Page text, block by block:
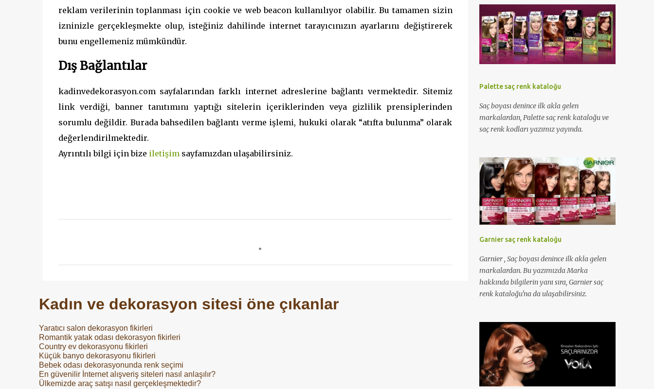
reklam verilerinin toplanması için cookie ve web beacon kullanılıyor olabilir. Bu tamamen sizin
izninizle gerçekleşmekte olup, isteğiniz dahilinde internet tarayıcınızın ayarlarını değiştirerek
bunu engellemeniz mümkündür.
Dış Bağlantılar
kadinvedekorasyon.com sayfalarından farklı internet adreslerine bağlantı vermektedir. Sitemiz
link verdiği, banner tanıtımını yaptığı sitelerin içeriklerinden veya gizlilik prensiplerinden
sorumlu değildir. Burada bahsedilen bağlantı verme işlemi, hukuki olarak “atıfta bulunma” olarak
değerlendirilmektedir.
Ayrıntılı bilgi için bize iletişimsayfamızdan ulaşabilirsiniz.
l
r
Kadın ve dekorasyon sitesi öne çıkanlar
Yaratıcı salon dekorasyon fikirleri
Romantik yatak odası dekorasyon fikirleri
Country ev dekorasyonu fikirleri
Küçük banyo dekorasyonu fikirleri
Bebek odası dekorasyonunda renk seçimi
En güvenilir İnternet alışveriş siteleri nasıl anlaşılır?
Ülkemizde araç satışı nasıl gerçekleşmektedir?
Palette saç renk kataloğu
Saç boyası denince ilk akla gelen
markalardan, Palette saç renk kataloğu ve
saç renk kodları yazımız yayında.
Garnier saç renk kataloğu
Garnier , Saç boyası denince ilk akla gelen
markalardan. Bu yazımızda Marka
hakkında bilgilerin yanı sıra, Garnier saç
renk kataloğu'na da ulaşabilirsiniz.